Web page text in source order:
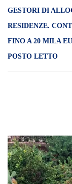
GESTORI DI
RESIDENZE.
FINO A 20 MILA
POSTO LETTO